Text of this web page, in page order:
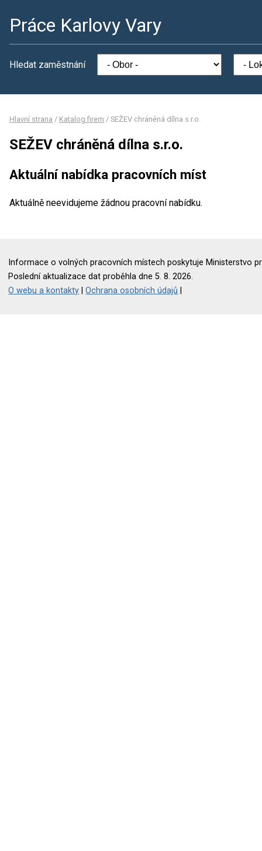
Práce Karlovy Vary
Hledat zaměstnání
Hlavní strana / Katalog firem / SEŽEV chráněná dílna s.r.o.
SEŽEV chráněná dílna s.r.o.
Aktuální nabídka pracovních míst
Aktuálně neevidujeme žádnou pracovní nabídku.
Informace o volných pracovních místech poskytuje Ministerstvo
Poslední aktualizace dat proběhla dne 5. 8. 2026.
O webu a kontakty |Ochrana osobních údajů